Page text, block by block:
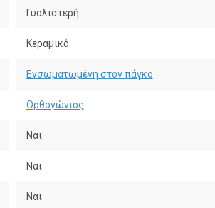
Γυαλιστερή
Κεραμικό
Ενσωματωμένη στον πάγκο
Ορθογώνιος
Ναι
Ναι
Ναι